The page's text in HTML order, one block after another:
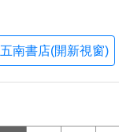
五南書店(開新視窗)